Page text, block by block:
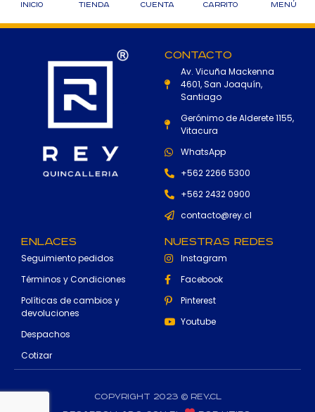
Inicio Tienda Cuenta Carrito Menú
Contacto
Av. Vicuña Mackenna
4601, San Joaquín,
Santiago
Gerónimo de Alderete 1155,
Vitacura
WhatsApp
+562 2266 5300
+562 2432 0900
contacto@rey.cl
Enlaces
Seguimiento pedidos
Términos y Condiciones
Políticas de cambios y
devoluciones
Despachos
Cotizar
Nuestras Redes
Instagram
Facebook
Pinterest
Youtube
Copyright 2023 © rey.cl